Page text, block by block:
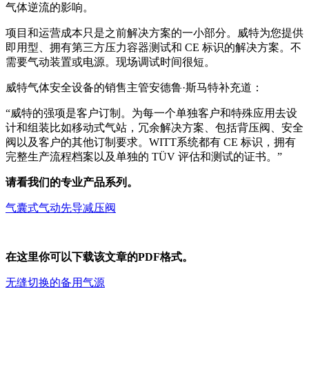
气体逆流的影响。
项目和运营成本只是之前解决方案的一小部分。威特为您提供
即用型、拥有第三方压力容器测试和 CE 标识的解决方案。不
需要气动装置或电源。现场调试时间很短。
威特气体安全设备的销售主管安德鲁·斯马特补充道：
“威特的强项是客户订制。为每一个单独客户和特殊应用去设
计和组装比如移动式气站，冗余解决方案、包括背压阀、安全
阀以及客户的其他订制要求。WITT系统都有 CE 标识，拥有
完整生产流程档案以及单独的 TÜV 评估和测试的证书。”
请看我们的专业产品系列。
气囊式气动先导减压阀
在这里你可以下载该文章的PDF格式。
无缝切换的备用气源